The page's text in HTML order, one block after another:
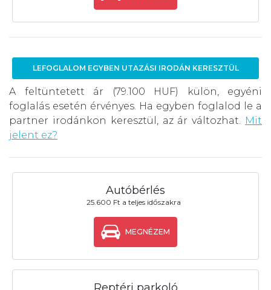
LEFOGLALOM EGYBEN UTAZÁSI IRODÁN KERESZTÜL
A feltüntetett ár (79.100 HUF) külön, egyéni
foglalás esetén érvényes. Ha egyben foglalod le a
partner irodánkon keresztül, az ár változhat. Mit
jelent ez?
Autóbérlés
25.600 Ft a teljes időszakra
MEGNÉZEM